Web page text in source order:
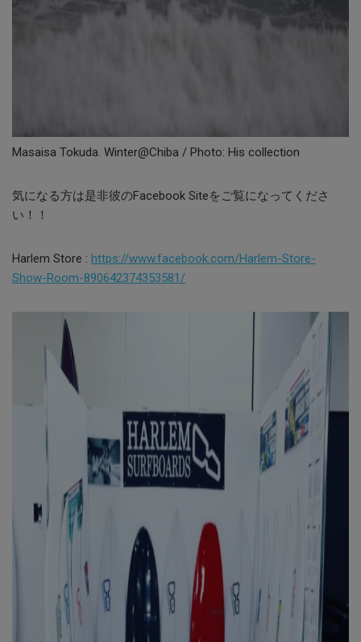
Masaisa Tokuda. Winter@Chiba / Photo: His collection
気になる方は是非彼のFacebook Siteをご覧になってくださ
い！！
Harlem Store : https://www.facebook.com/Harlem-Store-
Show-Room-890642374353581/